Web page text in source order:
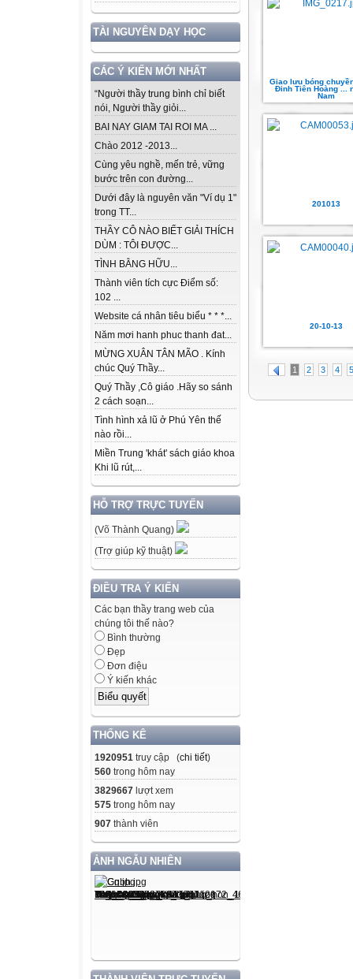
TÀI NGUYÊN DẠY HỌC
CÁC Ý KIẾN MỚI NHẤT
“Người thầy trung bình chỉ biết
nói, Người thầy giỏi...
BAI NAY GIAM TAI ROI MA ...
Chào 2012 -2013...
Cùng yêu nghề, mến trẻ, vững
bước trên con đường...
Dưới đây là nguyên văn "Ví dụ 1"
trong TT...
THẦY CÔ NÀO BIẾT GIẢI THÍCH
DÙM : TÔI ĐƯỢC...
TÌNH BẰNG HỮU...
Thành viên tích cực Điểm số:
102 ...
Website cá nhân tiêu biểu * * *...
Năm mơi hanh phuc thanh đat...
MỪNG XUÂN TÂN MÃO . Kính
chúc Quý Thầy...
Quý Thầy ,Cô giáo .Hãy so sánh
2 cách soạn...
Tình hình xả lũ ở Phú Yên thế
nào rồi...
Miền Trung 'khát' sách giáo khoa
Khi lũ rút,...
HỖ TRỢ TRỰC TUYẾN
(Võ Thành Quang)
(Trợ giúp kỹ thuật)
ĐIỀU TRA Ý KIẾN
Các bạn thầy trang web của
chúng tôi thế nào?
Bình thường
Đẹp
Đơn điệu
Ý kiến khác
THỐNG KÊ
1920951 truy cập (chi tiết)
560 trong hôm nay
3829667 lượt xem
575 trong hôm nay
907 thành viên
ẢNH NGẪU NHIÊN
Giao lưu bóng
Đinh Tiên Hoàng ...
Nam
201013
20-10-13
1 2 3 4 5